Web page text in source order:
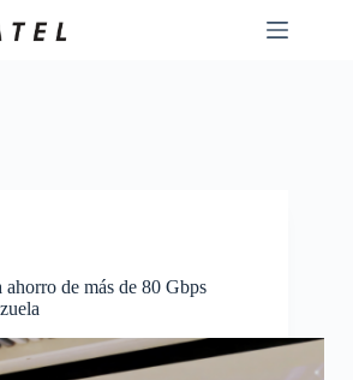
de más de 80 Gbps